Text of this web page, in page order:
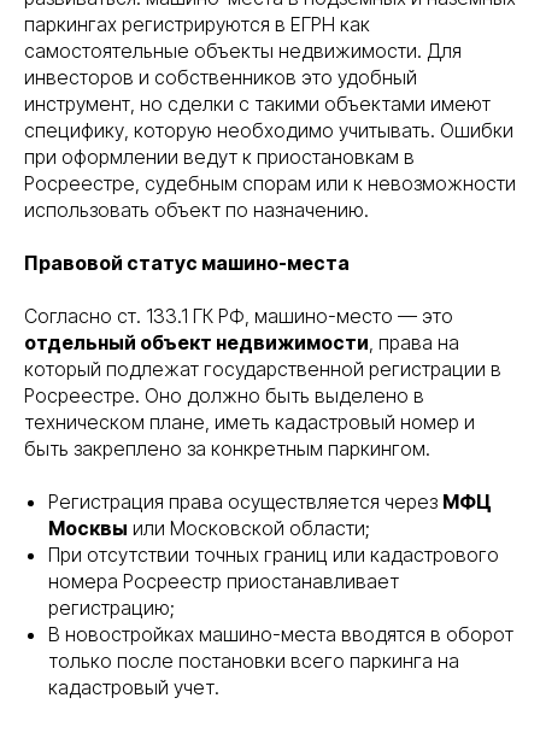
паркингах регистрируются в ЕГРН как
самостоятельные объекты недвижимости. Для
инвесторов и собственников это удобный
инструмент, но сделки с такими объектами имеют
специфику, которую необходимо учитывать. Ошибки
при оформлении ведут к приостановкам в
Росреестре, судебным спорам или к невозможности
использовать объект по назначению.
Правовой статус машино-места
Согласно ст. 133.1 ГК РФ, машино-место — это
отдельный объект недвижимости, права на
который подлежат государственной регистрации в
Росреестре. Оно должно быть выделено в
техническом плане, иметь кадастровый номер и
быть закреплено за конкретным паркингом.
Регистрация права осуществляется через МФЦ
Москвы или Московской области;
При отсутствии точных границ или кадастрового
номера Росреестр приостанавливает
регистрацию;
В новостройках машино-места вводятся в оборот
только после постановки всего паркинга на
кадастровый учет.